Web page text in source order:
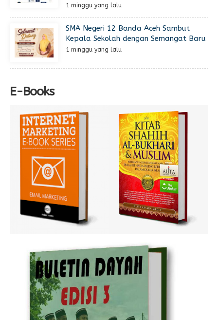
1 minggu yang lalu
SMA Negeri 12 Banda Aceh Sambut
Kepala Sekolah dengan Semangat Baru
1 minggu yang lalu
E-Books